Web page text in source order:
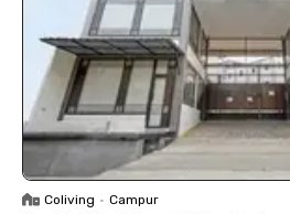
Coliving • Campur